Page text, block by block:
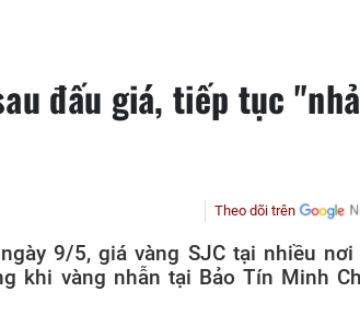
đấu giá, tiếp tục
Theo dõi trên
9/5, giá vàng SJC tại nhiều nơi
khi vàng nhẫn tại Bảo Tín Minh